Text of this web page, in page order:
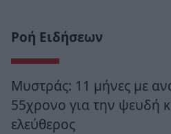
Ροή Ειδήσεων
Μυστράς: 11 μήνες με
55χρονο για την ψευδή
ελεύθερος